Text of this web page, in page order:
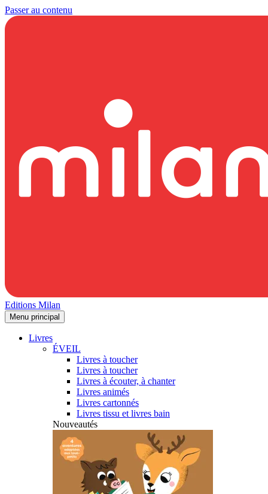
Passer au contenu
Editions Milan
Menu principal
Livres
ÉVEIL
Livres à toucher
Livres à toucher
Livres à écouter, à chanter
Livres animés
Livres cartonnés
Livres tissu et livres bain
Nouveautés